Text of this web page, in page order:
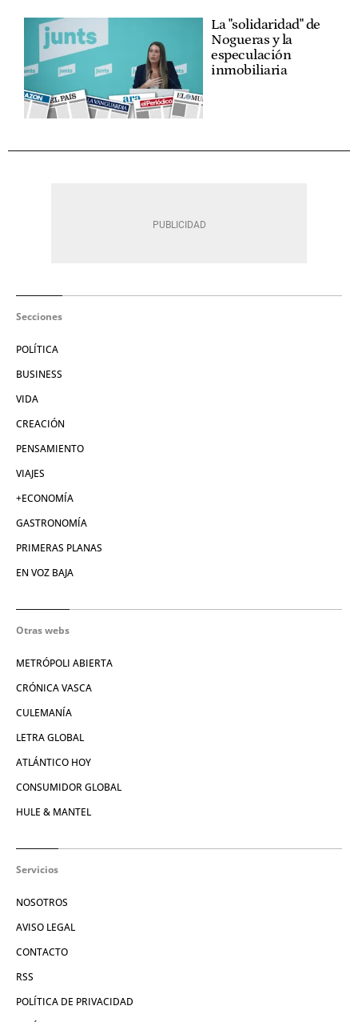
La "solidaridad" de
Nogueras y la
especulación
inmobiliaria
Secciones
POLÍTICA
BUSINESS
VIDA
CREACIÓN
PENSAMIENTO
VIAJES
+ECONOMÍA
GASTRONOMÍA
PRIMERAS PLANAS
EN VOZ BAJA
Otras webs
METRÓPOLI ABIERTA
CRÓNICA VASCA
CULEMANÍA
LETRA GLOBAL
ATLÁNTICO HOY
CONSUMIDOR GLOBAL
HULE & MANTEL
Servicios
NOSOTROS
AVISO LEGAL
CONTACTO
RSS
POLÍTICA DE PRIVACIDAD